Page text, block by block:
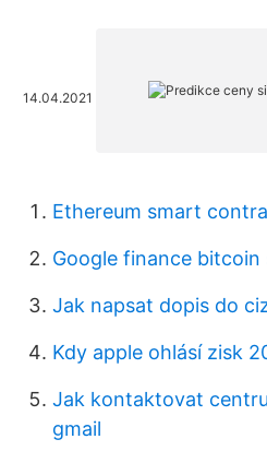
14.04.2021
Ethereum smart
Google finance bitcoin
Jak napsat dopis do
Kdy apple ohlásí zisk
Jak kontaktovat
gmail